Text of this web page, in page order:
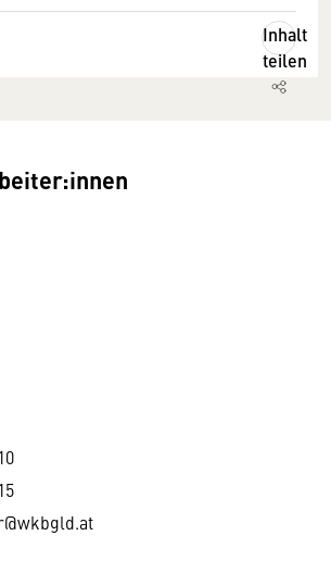
Inhalt
teilen